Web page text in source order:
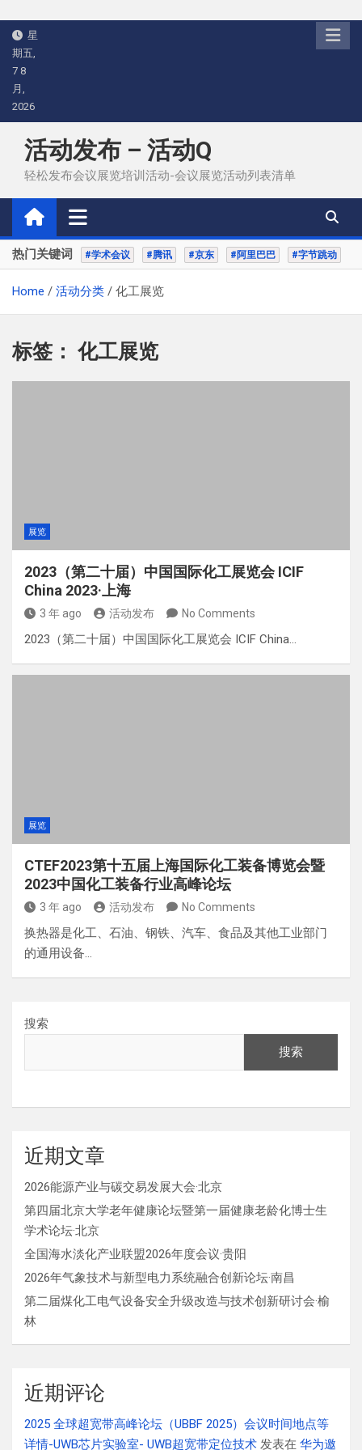
Skip
content
星
期五,
7 8
月,
2026
活动发布 – 活动Q
轻松发布会议展览培训活动-会议展览活动列表清单
热门关键词 #学术会议 #腾讯 #京东 #阿里巴巴 #字节跳动
Home 活动分类 化工展览
标签： 化工展览
展览
2023（第二十届）中国国际化工展览会 ICIF
China 2023·上海
3 年 ago 活动发布 No Comments
2023（第二十届）中国国际化工展览会 ICIF China…
展览
CTEF2023第十五届上海国际化工装备博览会暨
2023中国化工装备行业高峰论坛
3 年 ago 活动发布 No Comments
换热器是化工、石油、钢铁、汽车、食品及其他工业部门
的通用设备…
搜索
搜索
近期文章
2026能源产业与碳交易发展大会·北京
第四届北京大学老年健康论坛暨第一届健康老龄化博士生
学术论坛·北京
全国海水淡化产业联盟2026年度会议·贵阳
2026年气象技术与新型电力系统融合创新论坛·南昌
第二届煤化工电气设备安全升级改造与技术创新研讨会·榆
林
近期评论
2025 全球超宽带高峰论坛（UBBF 2025）会议时间地点等
详情-UWB芯片实验室- UWB超宽带定位技术 发表在 华为邀